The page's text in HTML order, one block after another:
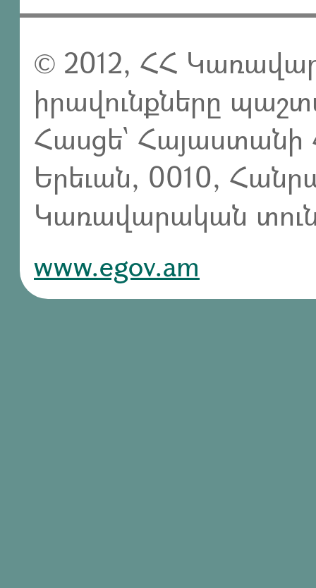
© 2012, ՀՀ
իրավունքները
Հասցե` Հայաստանի
Երեւան, 0010,
Կառավարական
www.egov.am